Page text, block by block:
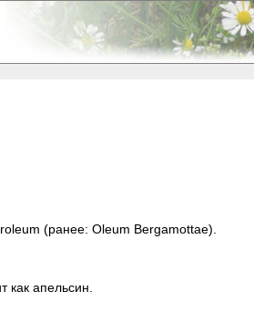
(ранее: Oleum Bergamottae).
как апельсин.